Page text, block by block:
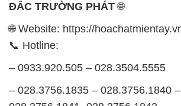
028.3756.1841- 028.3756.1842
0902.765.866
📧 Email: hoachat@dactruongphat.vn